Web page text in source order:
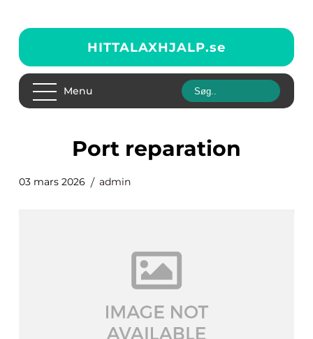
HITTALAXHJALP.se
Menu
port reparation
03 mars 2026 admin